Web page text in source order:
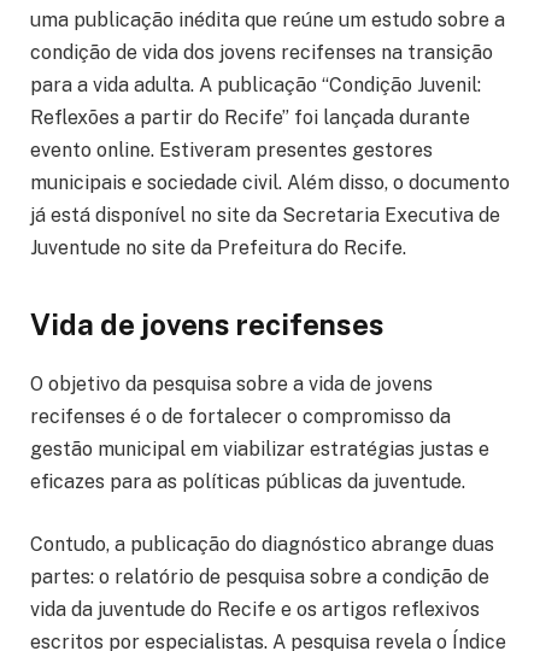
uma publicação inédita que reúne um estudo sobre a
condição de vida dos jovens recifenses na transição
para a vida adulta. A publicação “Condição Juvenil:
Reflexões a partir do Recife” foi lançada durante
evento online. Estiveram presentes gestores
municipais e sociedade civil. Além disso, o documento
já está disponível no site da Secretaria Executiva de
Juventude no site da Prefeitura do Recife.
Vida de jovens recifenses
O objetivo da pesquisa sobre a vida de jovens
recifenses é o de fortalecer o compromisso da
gestão municipal em viabilizar estratégias justas e
eficazes para as políticas públicas da juventude.
Contudo, a publicação do diagnóstico abrange duas
partes: o relatório de pesquisa sobre a condição de
vida da juventude do Recife e os artigos reflexivos
escritos por especialistas. A pesquisa revela o Índice